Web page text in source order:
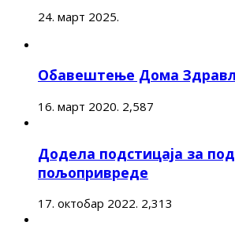
24. март 2025.
Обавештење Дома
16. март 2020. 2,587
Додела подстицаја за
пољопривреде
17. октобар 2022. 2,313